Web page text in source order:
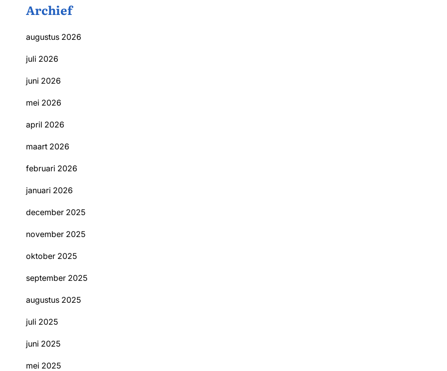
Archief
augustus 2026
juli 2026
juni 2026
mei 2026
april 2026
maart 2026
februari 2026
januari 2026
december 2025
november 2025
oktober 2025
september 2025
augustus 2025
juli 2025
juni 2025
mei 2025